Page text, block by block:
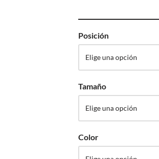
Posición
Tamaño
Color